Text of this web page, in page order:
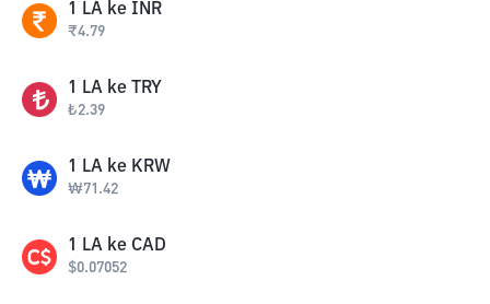
1 LA ke INR
₹4.79
1 LA ke TRY
₺2.39
1 LA ke KRW
₩71.42
1 LA ke CAD
$0.07052